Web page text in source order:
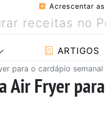
Acrescentar
ARTIGOS
para o cardápio semanal
Air Fryer